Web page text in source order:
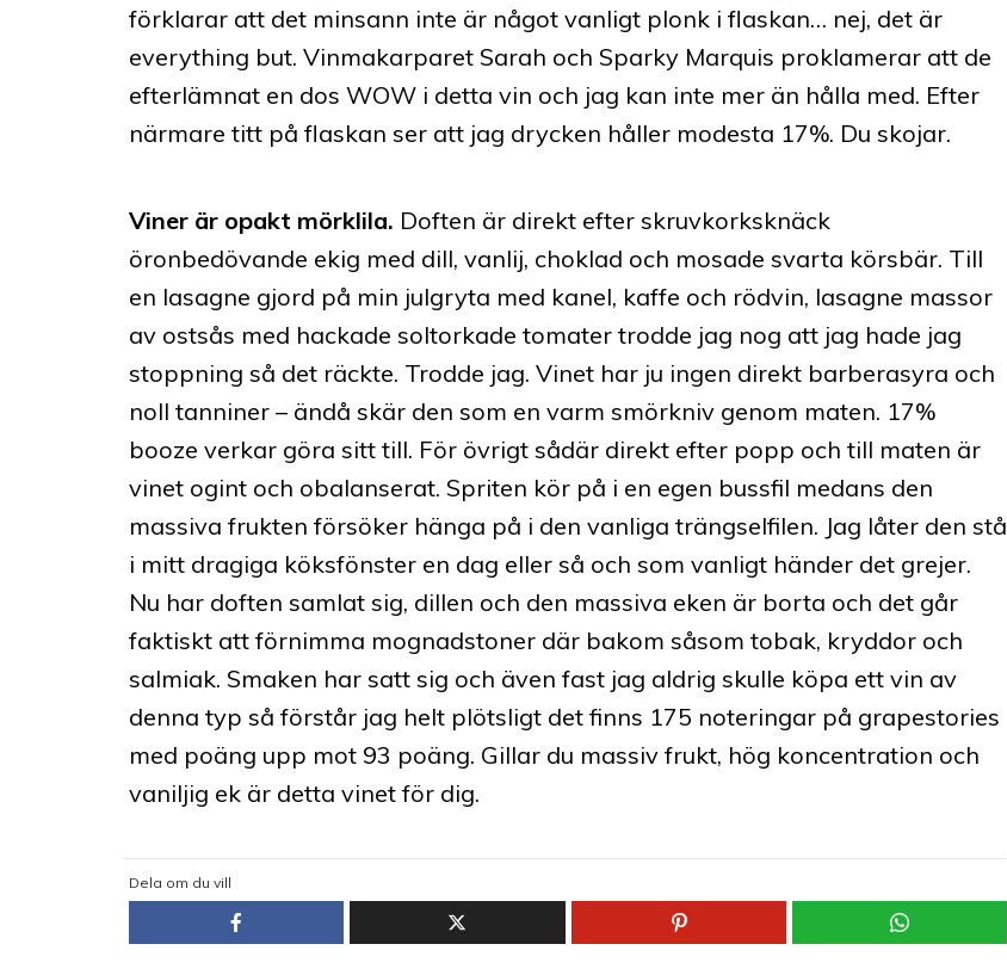
förklarar att det minsann inte är något vanligt plonk i flaskan… nej, det är
everything but. Vinmakarparet Sarah och Sparky Marquis proklamerar att de
efterlämnat en dos WOW i detta vin och jag kan inte mer än hålla med. Efter
närmare titt på flaskan ser att jag drycken håller modesta 17%. Du skojar.
Viner är opakt mörklila. Doften är direkt efter skruvkorksknäck
öronbedövande ekig med dill, vanlij, choklad och mosade svarta körsbär. Till
en lasagne gjord på min julgryta med kanel, kaffe och rödvin, lasagne massor
av ostsås med hackade soltorkade tomater trodde jag nog att jag hade jag
stoppning så det räckte. Trodde jag. Vinet har ju ingen direkt barberasyra och
noll tanniner – ändå skär den som en varm smörkniv genom maten. 17%
booze verkar göra sitt till. För övrigt sådär direkt efter popp och till maten är
vinet ogint och obalanserat. Spriten kör på i en egen bussfil medans den
massiva frukten försöker hänga på i den vanliga trängselfilen. Jag låter den stå
i mitt dragiga köksfönster en dag eller så och som vanligt händer det grejer.
Nu har doften samlat sig, dillen och den massiva eken är borta och det går
faktiskt att förnimma mognadstoner där bakom såsom tobak, kryddor och
salmiak. Smaken har satt sig och även fast jag aldrig skulle köpa ett vin av
denna typ så förstår jag helt plötsligt det finns 175 noteringar på grapestories
med poäng upp mot 93 poäng. Gillar du massiv frukt, hög koncentration och
vaniljig ek är detta vinet för dig.
Dela om du vill